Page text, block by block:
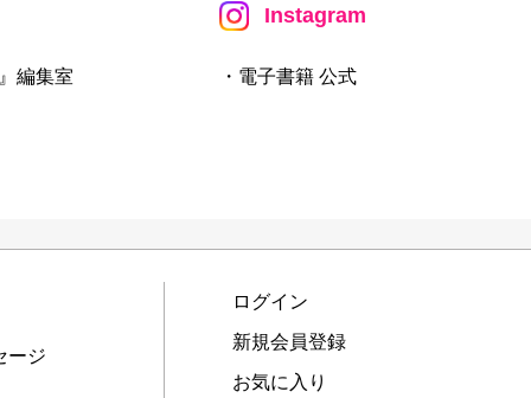
編集室
Instagram
・電子書籍 公式
ージ
ログイン
新規会員登録
お気に入り